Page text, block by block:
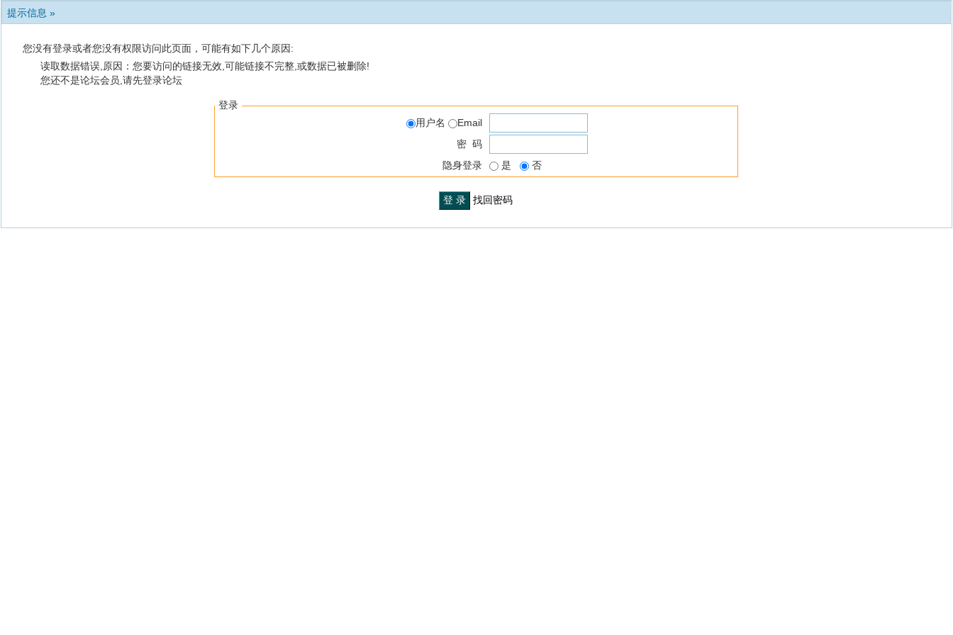
提示信息 »
您没有登录或者您没有权限访问此页面，可能有如下几个原因:
读取数据错误,原因：您要访问的链接无效,可能链接不完整,或数据已被删除!
您还不是论坛会员,请先登录论坛
登录
用户名
Email
密 码
隐身登录
是 否
找回密码